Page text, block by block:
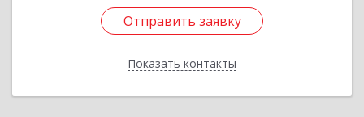
Отправить заявку
Показать контакты
Отправить заявку
Назад